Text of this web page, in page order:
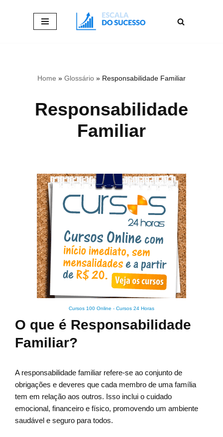
Home » Glossário » Responsabilidade Familiar
Responsabilidade
Familiar
Cursos 100 Online - Cursos 24 Horas
O que é Responsabilidade
Familiar?
A responsabilidade familiar refere-se ao conjunto de
obrigações e deveres que cada membro de uma família
tem em relação aos outros. Isso inclui o cuidado
emocional, financeiro e físico, promovendo um ambiente
saudável e seguro para todos.